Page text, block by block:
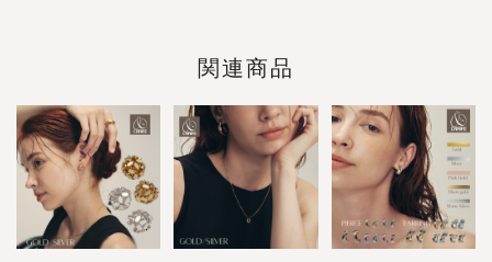
関連商品